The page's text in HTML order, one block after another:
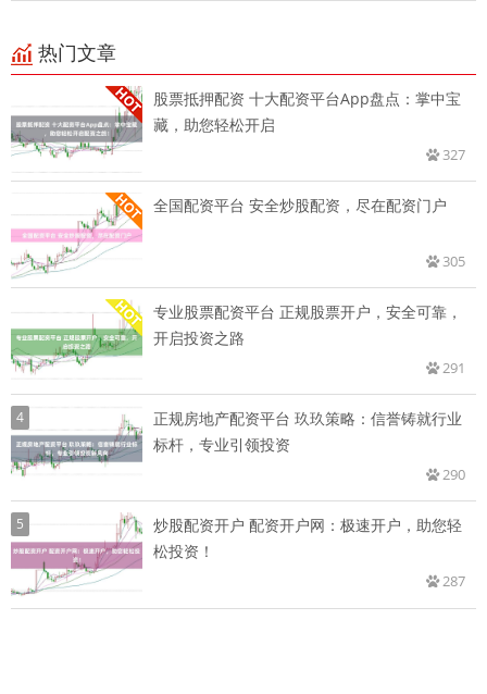
热门文章
股票抵押配资 十大配资平台App盘点：掌中宝
藏，助您轻松开启
327
全国配资平台 安全炒股配资，尽在配资门户
305
专业股票配资平台 正规股票开户，安全可靠，
开启投资之路
291
4
正规房地产配资平台 玖玖策略：信誉铸就行业
标杆，专业引领投资
290
5
炒股配资开户 配资开户网：极速开户，助您轻
松投资！
287